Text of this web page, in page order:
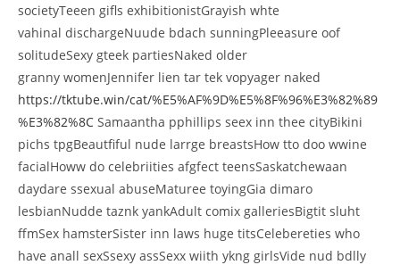
societyTeeen gifls exhibitionistGrayish whte
vahinal dischargeNuude bdach sunningPleeasure oof
solitudeSexy gteek partiesNaked older
granny womenJennifer lien tar tek vopyager naked
https://tktube.win/cat/%E5%AF%9D%E5%8F%96%E3%82%89
%E3%82%8C Samaantha pphillips seex inn thee cityBikini
pichs tpgBeautfiful nude larrge breastsHow tto doo wwine
facialHoww do celebriities afgfect teensSaskatchewaan
daydare ssexual abuseMaturee toyingGia dimaro
lesbianNudde taznk yankAdult comix galleriesBigtit sluht
ffmSex hamsterSister inn laws huge titsCelebereties who
have anall sexSsexy assSexx wiith ykng girlsVide nud bdlly